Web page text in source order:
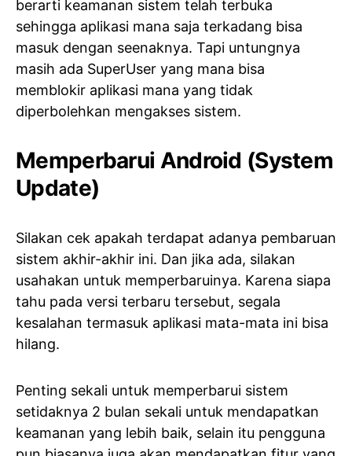
berarti keamanan sistem telah terbuka
sehingga aplikasi mana saja terkadang bisa
masuk dengan seenaknya. Tapi untungnya
masih ada SuperUser yang mana bisa
memblokir aplikasi mana yang tidak
diperbolehkan mengakses sistem.
Memperbarui Android (System
Update)
Silakan cek apakah terdapat adanya pembaruan
sistem akhir-akhir ini. Dan jika ada, silakan
usahakan untuk memperbaruinya. Karena siapa
tahu pada versi terbaru tersebut, segala
kesalahan termasuk aplikasi mata-mata ini bisa
hilang.
Penting sekali untuk memperbarui sistem
setidaknya 2 bulan sekali untuk mendapatkan
keamanan yang lebih baik, selain itu pengguna